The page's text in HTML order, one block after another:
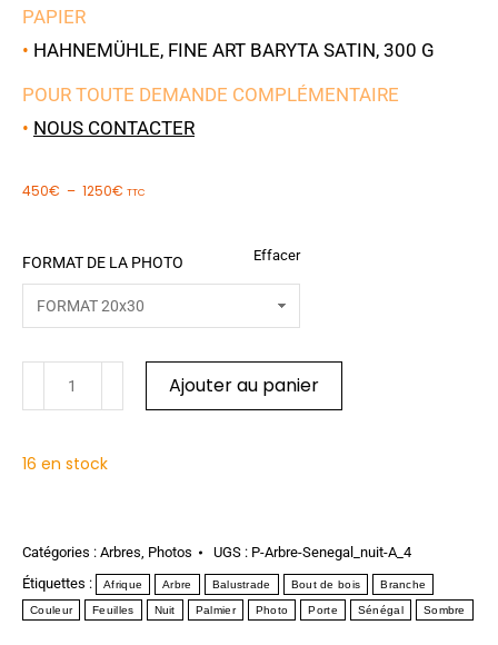
PAPIER
• HAHNEMÜHLE, FINE ART BARYTA SATIN, 300 G
POUR TOUTE DEMANDE COMPLÉMENTAIRE
• NOUS CONTACTER
450€ – 1250€ TTC
FORMAT DE LA PHOTO Effacer
Ajouter au panier
16 en stock
Catégories : Arbres, Photos UGS : P-Arbre-Senegal_nuit-A_4
Étiquettes :
Afrique Arbre Balustrade Bout de bois Branche
Couleur Feuilles Nuit Palmier Photo Porte Sénégal Sombre